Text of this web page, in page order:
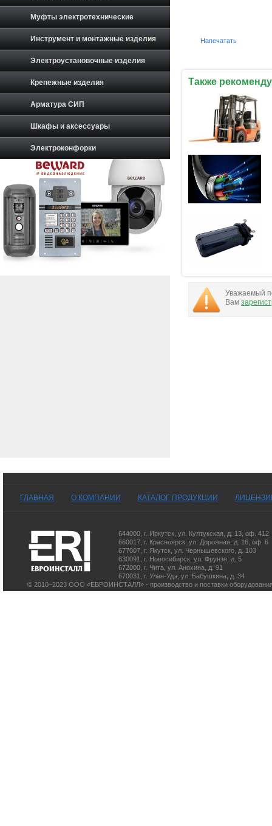
Напечатать
Также
Уважаемый
Вам
Муфты электротехнические
Инструмент и монтажные изделия
Электроустановочные изделия
Крепежные изделия
Арматура СИП
Шкафы и аксессуары
Электроконфорки
ГЛАВНАЯ О КОМПАНИИ КАТАЛОГ ПРОДУКЦИИ
644000 г. Иркутск ул. Култукская, д. 13 , оф. 412
660017 г. Красноярск ул. Дорожная, д. 16, оф. 6
677007 г. Якутск ул. Чернышевского, д. 103
630091
г. Новосибирск ул. Фрунзе, д. 5
672000 г. Чита ул. Анохина, д. 91
670031
г. Улан-Удэ ул. Бабушкина, д. 34
© 2010–2023 ООО «ЕВРОИНСТАЛЛ» - производство и поставки оборудования